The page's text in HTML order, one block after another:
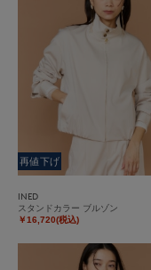
再値下げ
INED
スタンドカラー ブルゾン
￥16,720(税込)